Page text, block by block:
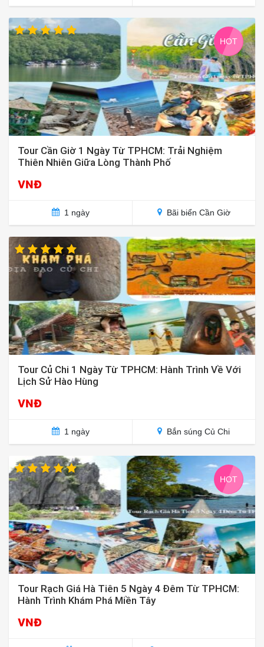
HOT
Tour Cần Giờ 1 Ngày Từ TPHCM: Trải Nghiệm
Thiên Nhiên Giữa Lòng Thành Phố
VNĐ
1 ngày Bãi biển Cần Giờ
Tour Củ Chi 1 Ngày Từ TPHCM: Hành Trình Về Với
Lịch Sử Hào Hùng
VNĐ
1 ngày Bắn súng Củ Chi
HOT
Tour Rạch Giá Hà Tiên 5 Ngày 4 Đêm Từ TPHCM:
Hành Trình Khám Phá Miền Tây
VNĐ